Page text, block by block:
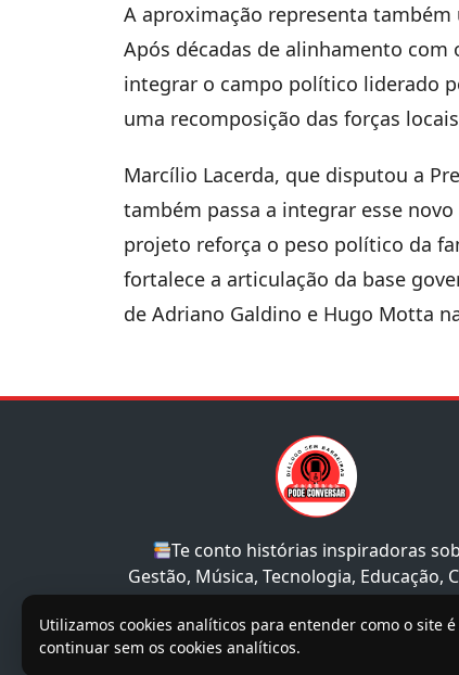
A aproximação representa
Após décadas de alinhamento com
integrar o campo político liderado
uma recomposição das forças
Marcílio Lacerda, que disputou a
também passa a integrar esse
projeto reforça o peso político da
fortalece a articulação da base
de Adriano Galdino e Hugo Motta
Te conto histórias inspiradoras
Gestão, Música, Tecnologia, Educação,
e Sociedade.
Utilizamos cookies analíticos para entender como o site
continuar sem os cookies analíticos.